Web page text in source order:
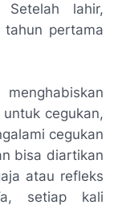
Setelah lahir,
pertama
cegukan,
cegukan
bisa diartikan
atau refleks
setiap kali